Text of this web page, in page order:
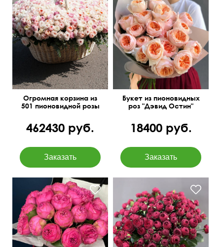
Смотрится потрясающе!
Огромная корзина из
501 пионовидной розы
462430 руб.
В дизайнерской упаковке
Букет из пионовидных
роз "Дэвид Остин"
18400 руб.
Розовые пионовидные
розы высочайшего
качества
Розы Спрей, высота 40-50
см.